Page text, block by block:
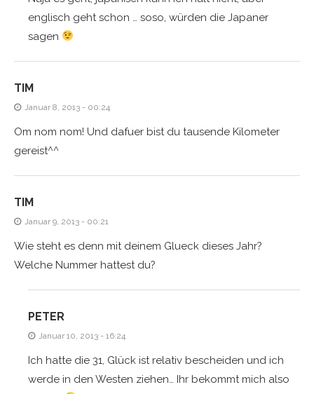
englisch geht schon … soso, würden die Japaner
sagen
TIM
Januar 8, 2013 - 00:24
Om nom nom! Und dafuer bist du tausende Kilometer
gereist^^
TIM
Januar 9, 2013 - 00:21
Wie steht es denn mit deinem Glueck dieses Jahr?
Welche Nummer hattest du?
PETER
Januar 10, 2013 - 16:24
Ich hatte die 31, Glück ist relativ bescheiden und ich
werde in den Westen ziehen… Ihr bekommt mich also